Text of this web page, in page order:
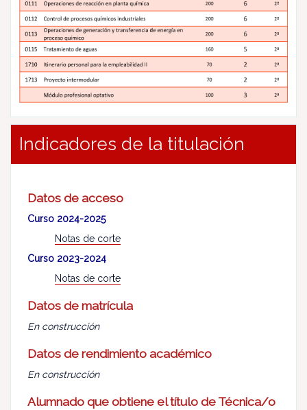
Indicadores de la titulación
Datos de acceso
Curso 2024-2025
Notas de corte
Curso 2023-2024
Notas de corte
Datos de matrícula
En construcción
Datos de rendimiento académico
En construcción
Alumnado que obtiene el título de Técnica/o